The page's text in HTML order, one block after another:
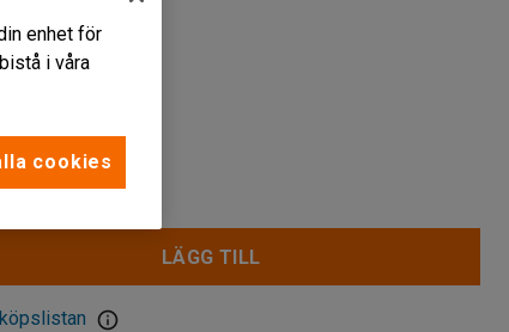
LÄGG TILL
enhet för
i våra
cookies